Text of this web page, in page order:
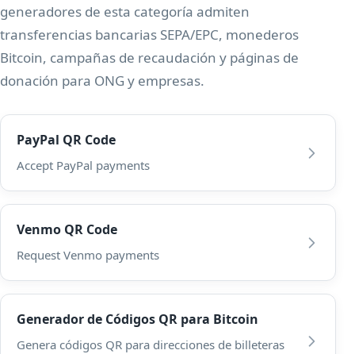
generadores de esta categoría admiten
transferencias bancarias SEPA/EPC, monederos
Bitcoin, campañas de recaudación y páginas de
donación para ONG y empresas.
PayPal QR Code
Accept PayPal payments
Venmo QR Code
Request Venmo payments
Generador de Códigos QR para Bitcoin
Genera códigos QR para direcciones de billeteras